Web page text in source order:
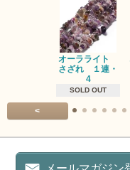
オーラライト
さざれ １連・
4
SOLD OUT
<